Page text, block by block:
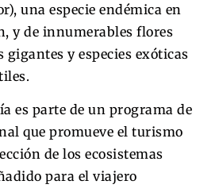
una especie endémica en
y de innumerables flores
gigantes y especies exóticas
es parte de un programa de
que promueve el turismo
de los ecosistemas
para el viajero